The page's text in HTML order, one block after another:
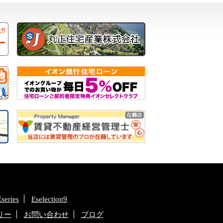
Eselection9
ー お問い合わせ ブログ